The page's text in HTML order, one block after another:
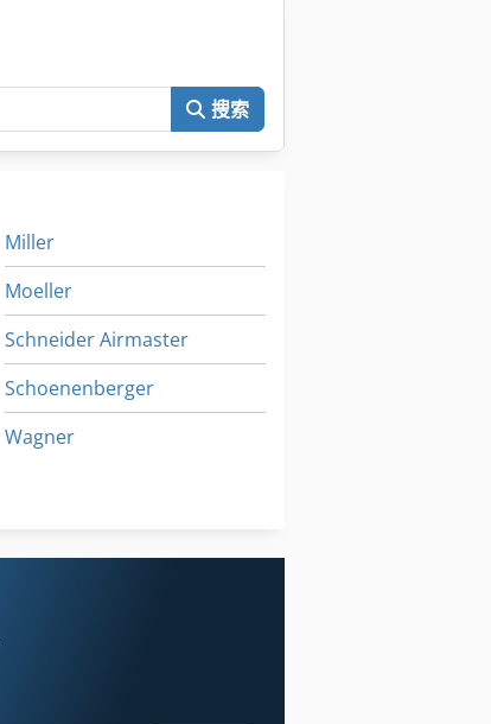
搜索
Miller
Moeller
Schneider Airmaster
Schoenenberger
Wagner